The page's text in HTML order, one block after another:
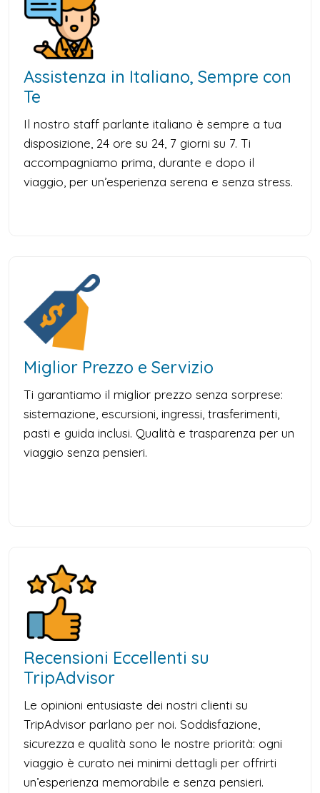
Assistenza in Italiano, Sempre con
Te
Il nostro staff parlante italiano è sempre a tua
disposizione, 24 ore su 24, 7 giorni su 7. Ti
accompagniamo prima, durante e dopo il
viaggio, per un’esperienza serena e senza stress.
Miglior Prezzo e Servizio
Ti garantiamo il miglior prezzo senza sorprese:
sistemazione, escursioni, ingressi, trasferimenti,
pasti e guida inclusi. Qualità e trasparenza per un
viaggio senza pensieri.
Recensioni Eccellenti su
TripAdvisor
Le opinioni entusiaste dei nostri clienti su
TripAdvisor parlano per noi. Soddisfazione,
sicurezza e qualità sono le nostre priorità: ogni
viaggio è curato nei minimi dettagli per offrirti
un’esperienza memorabile e senza pensieri.